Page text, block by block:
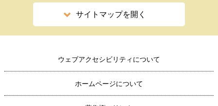
サイトマップを開く
ウェブアクセシビリティについて
ホームページについて